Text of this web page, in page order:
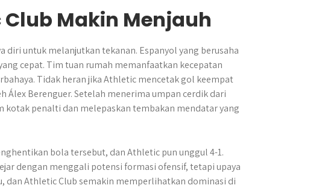
Makin Menjauh
diri untuk melanjutkan tekanan. Espanyol yang berusaha
cepat. Tim tuan rumah memanfaatkan kecepatan
Tidak heran jika Athletic mencetak gol keempat
Álex Berenguer. Setelah menerima umpan cerdik dari
kotak penalti dan melepaskan tembakan mendatar yang
bola tersebut, dan Athletic pun unggul 4-1.
dengan menggali potensi formasi ofensif, tetapi upaya
dan Athletic Club semakin memperlihatkan dominasi di